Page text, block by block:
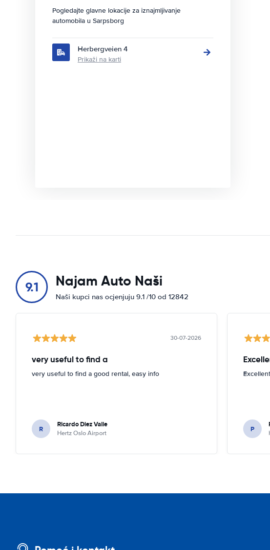
Pogledajte glavne lokacije za iznajmljivanje
automobila u Sarpsborg
Herbergveien 4
Prikaži na karti
9.1 Najam Auto Naši
Naši kupci nas ocjenjuju 9.1 /10 od 12842
30-07-2026
very useful to find a
very useful to find a good rental, easy info
R Ricardo Diez Valle
Hertz Oslo Airport P